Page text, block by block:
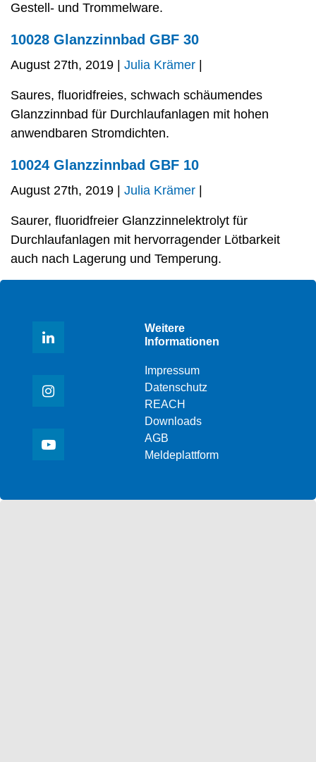
Gestell- und Trommelware.
10028 Glanzzinnbad GBF 30
August 27th, 2019 | Julia Krämer
Saures, fluoridfreies, schwach schäumendes
Glanzzinnbad für Durchlaufanlagen mit hohen
anwendbaren Stromdichten.
10024 Glanzzinnbad GBF 10
August 27th, 2019 | Julia Krämer
Saurer, fluoridfreier Glanzzinnelektrolyt für
Durchlaufanlagen mit hervorragender Lötbarkeit
auch nach Lagerung und Temperung.
Weitere
Informationen
Impressum
Datenschutz
REACH
Downloads
AGB
Meldeplattform